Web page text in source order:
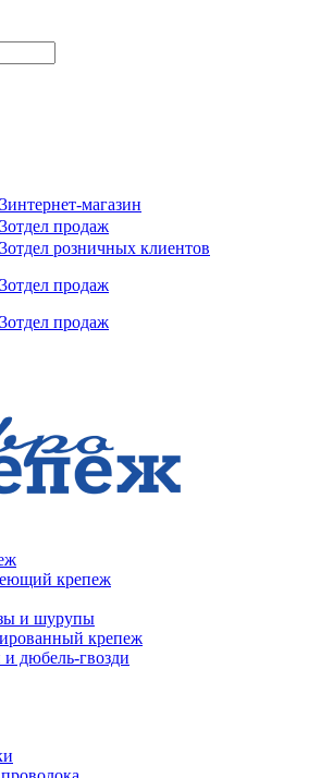
интернет-магазин
отдел продаж
отдел розничных клиентов
отдел продаж
отдел продаж
крепеж
и шурупы
крепеж
дюбель-гвозди